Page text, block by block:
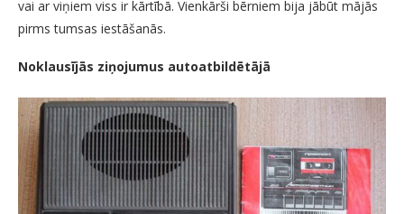
vai ar viņiem viss ir kārtībā. Vienkārši bērniem bija jābūt mājās
pirms tumsas iestāšanās.
Noklausījās ziņojumus autoatbildētājā